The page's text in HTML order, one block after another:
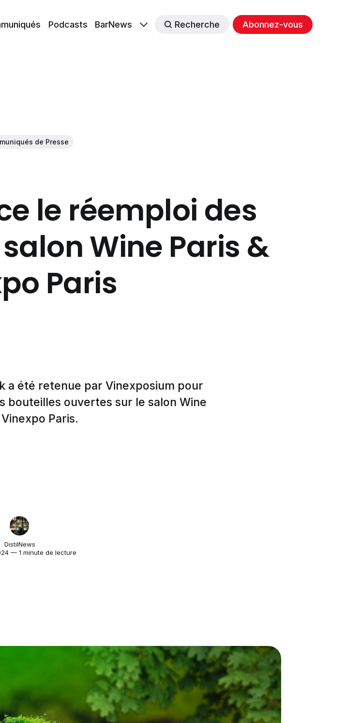
Podcasts BarNews Recherche Abonnez-vous
de Presse
le réemploi des
Wine Paris &
Paris
a été retenue par Vinexposium pour
bouteilles ouvertes sur le salon Wine
Paris.
DistilNews
— 1 minute de lecture